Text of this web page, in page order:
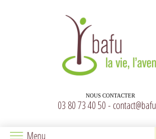
NOUS CONTACTER
03 80 73 40 50 -